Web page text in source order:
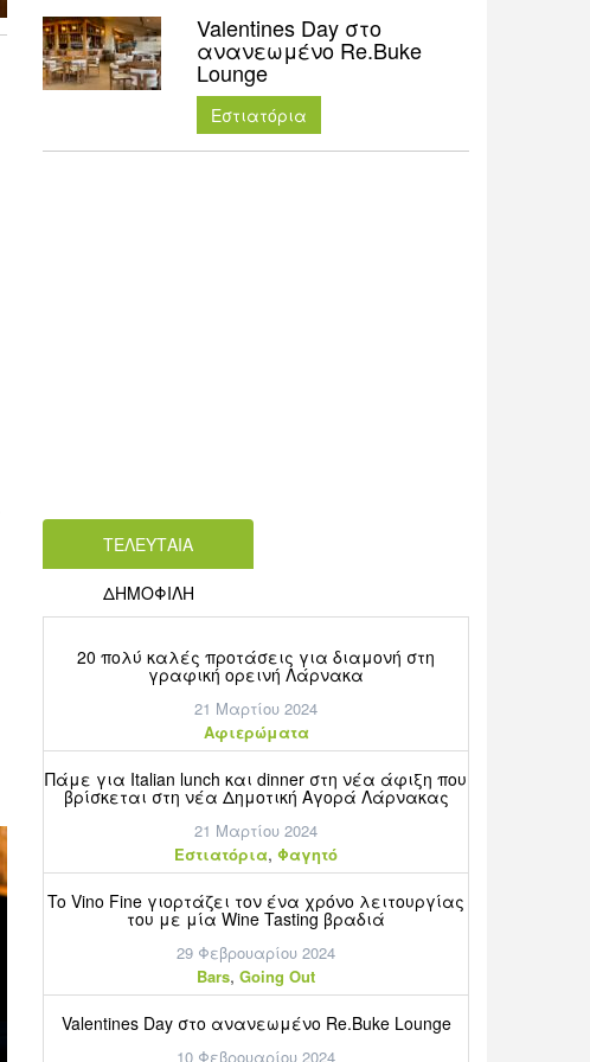
Valentines Day στο
ανανεωμένο Re.Buke
Lounge
Εστιατόρια
ΤΕΛΕΥΤΑΙΑ
ΔΗΜΟΦΙΛΗ
20 πολύ καλές προτάσεις για διαμονή στη
γραφική ορεινή Λάρνακα
21 Μαρτίου 2024
Aφιερώματα
Πάμε για Italian lunch και dinner στη νέα άφιξη που
βρίσκεται στη νέα Δημοτική Αγορά Λάρνακας
21 Μαρτίου 2024
Εστιατόρια, Φαγητό
To Vino Fine γιορτάζει τον ένα χρόνο λειτουργίας
του με μία Wine Tasting βραδιά
29 Φεβρουαρίου 2024
Bars, Going Out
Valentines Day στο ανανεωμένο Re.Buke Lounge
10 Φεβρουαρίου 2024